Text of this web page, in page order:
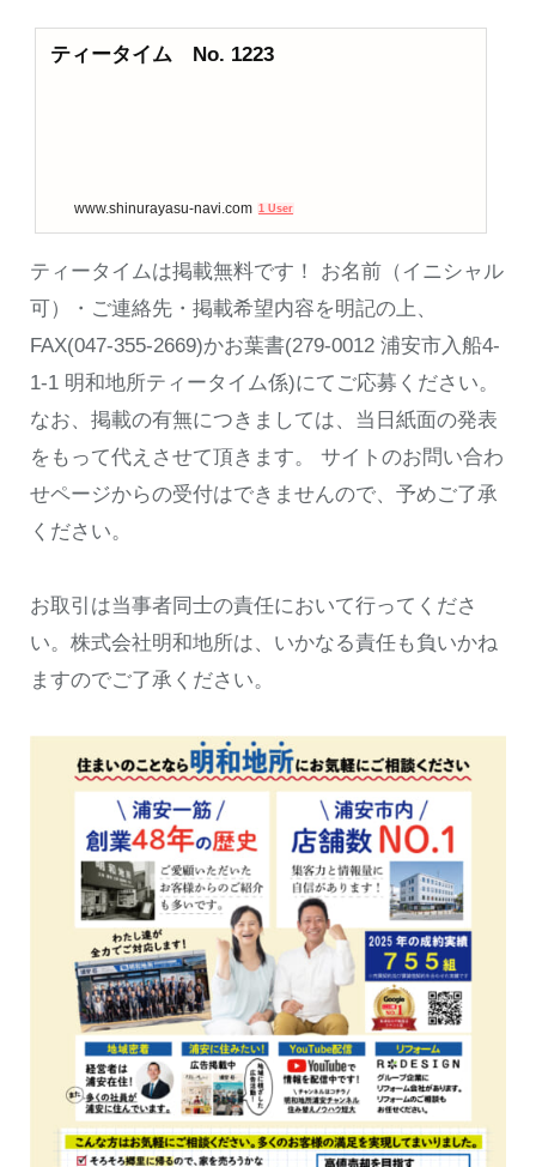
ティータイム No. 1223
www.shinurayasu-navi.com 1 User
ティータイムは掲載無料です！ お名前（イニシャル
可）・ご連絡先・掲載希望内容を明記の上、
FAX(047-355-2669)かお葉書(279-0012 浦安市入船4-
1-1 明和地所ティータイム係)にてご応募ください。
なお、掲載の有無につきましては、当日紙面の発表
をもって代えさせて頂きます。 サイトのお問い合わ
せページからの受付はできませんので、予めご了承
ください。
お取引は当事者同士の責任において行ってくださ
い。株式会社明和地所は、いかなる責任も負いかね
ますのでご了承ください。